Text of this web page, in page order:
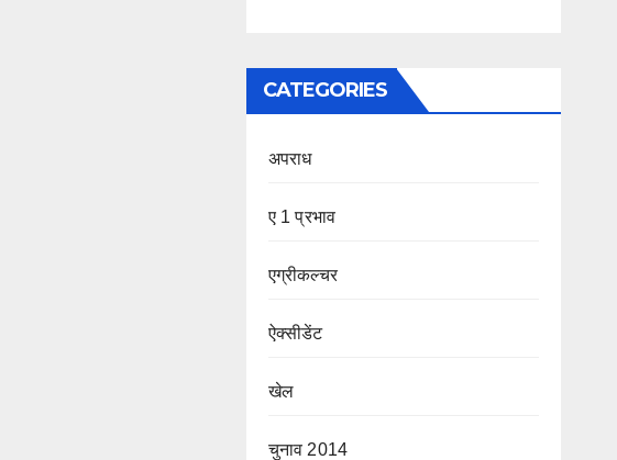
CATEGORIES
अपराध
ए 1 प्रभाव
एग्रीकल्चर
ऐक्सीडेंट
खेल
चुनाव 2014